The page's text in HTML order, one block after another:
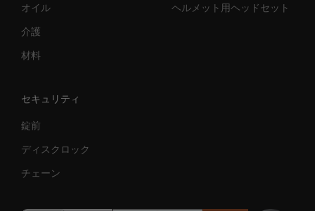
オイル
介護
材料
ヘルメット用ヘッドセット
セキュリティ
錠前
ディスクロック
チェーン